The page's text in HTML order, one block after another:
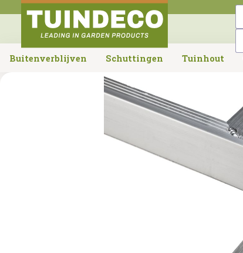
search Skip to main navigation
Buitenverblijven Schuttingen Tuinhout